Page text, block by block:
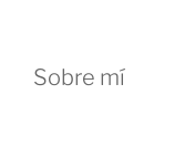
Sobre mí